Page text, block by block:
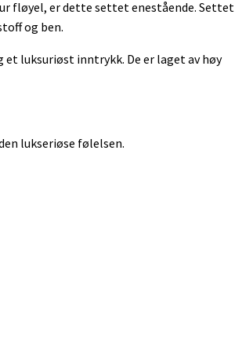
fløyel, er dette settet enestående. Settet
og ben.
luksuriøst inntrykk. De er laget av høy
lukseriøse følelsen.